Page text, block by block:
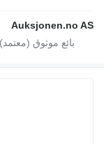
Auksjonen.no AS